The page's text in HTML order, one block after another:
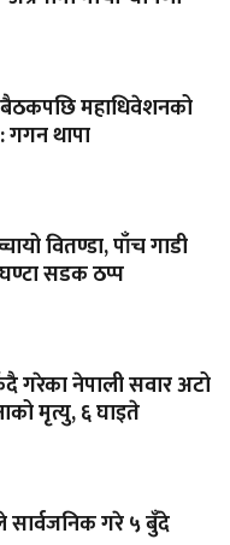
बैठकपछि महाधिवेशनको
गगन थापा
वितण्डा, पाँच गाडी
सडक ठप्प
गरेका नेपाली सवार अटो
मृत्यु, ६ घाइते
सार्वजनिक गरे ५ बुँदे